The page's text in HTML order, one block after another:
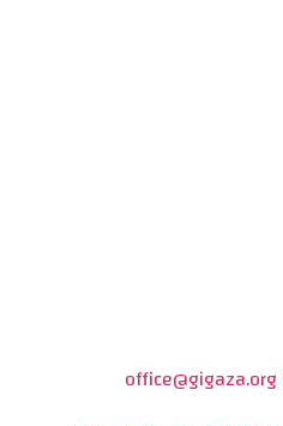
office@gigaza.org